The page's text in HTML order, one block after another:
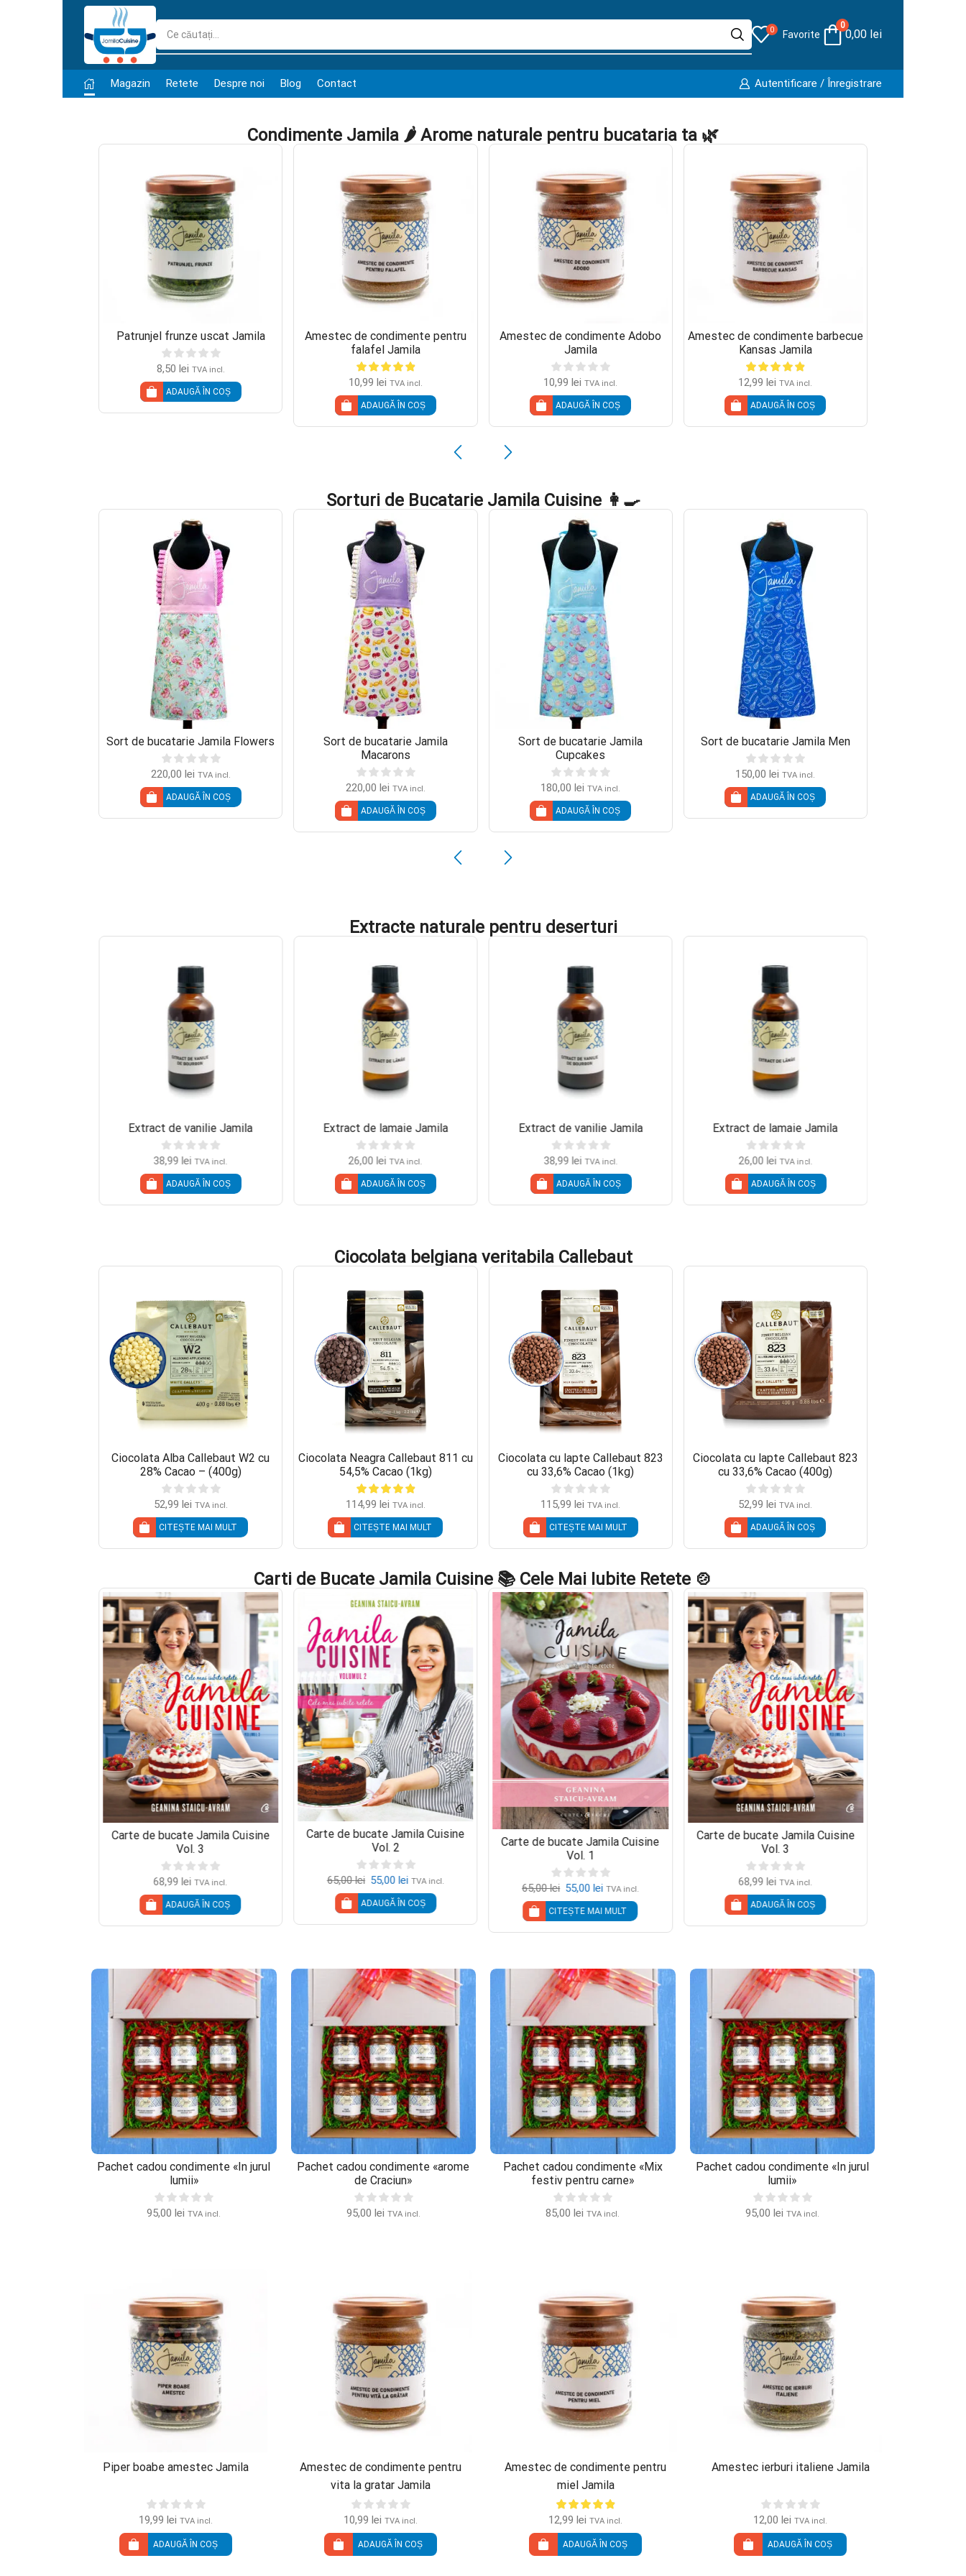
0 Favorite
0
0,00 lei
Magazin Retete Despre noi Blog Contact Autentificare / Înregistrare
Condimente Jamila 🌶️ Arome naturale pentru bucataria ta 🌿
Patrunjel frunze uscat Jamila
8,50 lei TVA incl.
ADAUGĂ ÎN COȘ
Amestec de condimente pentru
falafel Jamila
10,99 lei TVA incl.
ADAUGĂ ÎN COȘ
Amestec de condimente Adobo
Jamila
10,99lei TVA incl.
ADAUGĂ ÎN COȘ
Amestec de condimente barbecue
Kansas Jamila
12,99lei TVA incl.
ADAUGĂ ÎN COȘ
Sorturi de Bucatarie Jamila Cuisine 👩‍🍳
Sort de bucatarie Jamila Flowers
220,00 lei TVA incl.
ADAUGĂ ÎN COȘ
Sort de bucatarie Jamila
Macarons
220,00 lei TVA incl.
ADAUGĂ ÎN COȘ
Sort de bucatarie Jamila
Cupcakes
180,00lei TVA incl.
ADAUGĂ ÎN COȘ
Sort de bucatarie Jamila Men
150,00lei TVA incl.
ADAUGĂ ÎN COȘ
Extracte naturale pentru deserturi
Extract de vanilie Jamila
38,99 lei TVA incl.
ADAUGĂ ÎN COȘ
Extract de lamaie Jamila
26,00 lei TVA incl.
ADAUGĂ ÎN COȘ
Extract de vanilie Jamila
38,99 lei TVA incl.
ADAUGĂ ÎN COȘ
Extract de lamaie Jamila
26,00 lei TVA incl.
ADAUGĂ ÎN COȘ
Ciocolata belgiana veritabila Callebaut
Ciocolata Alba Callebaut W2 cu
28% Cacao – (400g)
52,99 lei TVA incl.
CITEȘTE MAI MULT
Ciocolata Neagra Callebaut 811 cu
54,5% Cacao (1kg)
114,99 lei TVA incl.
CITEȘTE MAI MULT
Ciocolata cu lapte Callebaut 823
cu 33,6% Cacao (1kg)
115,99 lei TVA incl.
CITEȘTE MAI MULT
Ciocolata cu lapte Callebaut 823
cu 33,6% Cacao (400g)
52,99 lei TVA incl.
ADAUGĂ ÎN COȘ
Carti de Bucate Jamila Cuisine 📚 Cele Mai Iubite Retete 🍲
Carte de bucate Jamila Cuisine
Vol. 3
68,99lei TVA incl.
ADAUGĂ ÎN COȘ
Carte de bucate Jamila Cuisine
Vol. 2
65,00lei 55,00 lei TVA incl.
ADAUGĂ ÎN COȘ
Carte de bucate Jamila Cuisine
Vol. 1
65,00lei 55,00lei TVA incl.
CITEȘTE MAI MULT
Carte de bucate Jamila Cuisine
Vol. 3
68,99lei TVA incl.
ADAUGĂ ÎN COȘ
Pachet cadou condimente «In jurul
lumii»
95,00lei TVA incl.
Pachet cadou condimente «arome
de Craciun»
95,00 lei TVA incl.
Pachet cadou condimente «Mix
festiv pentru carne»
85,00lei TVA incl.
Pachet cadou condimente «In jurul
lumii»
95,00 lei TVA incl.
Piper boabe amestec Jamila
19,99 lei TVA incl.
ADAUGĂ ÎN COȘ
Amestec de condimente pentru
vita la gratar Jamila
10,99 lei TVA incl.
ADAUGĂ ÎN COȘ
Amestec de condimente pentru
miel Jamila
12,99 lei TVA incl.
ADAUGĂ ÎN COȘ
Amestec ierburi italiene Jamila
12,00 lei TVA incl.
ADAUGĂ ÎN COȘ